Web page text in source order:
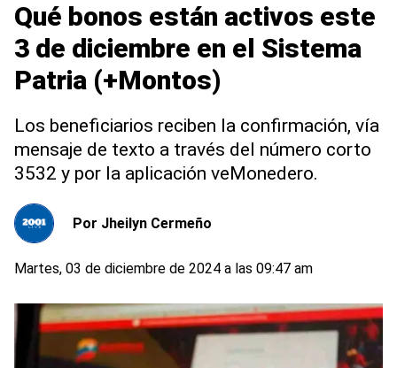
Qué bonos están activos este
3 de diciembre en el Sistema
Patria (+Montos)
Los beneficiarios reciben la confirmación, vía
mensaje de texto a través del número corto
3532 y por la aplicación veMonedero.
Por Jheilyn Cermeño
Martes, 03 de diciembre de 2024 a las 09:47 am